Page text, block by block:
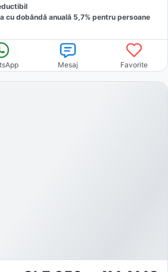
cu dobăndă anuală 5,7% pentru persoane
Mesaj Favorite